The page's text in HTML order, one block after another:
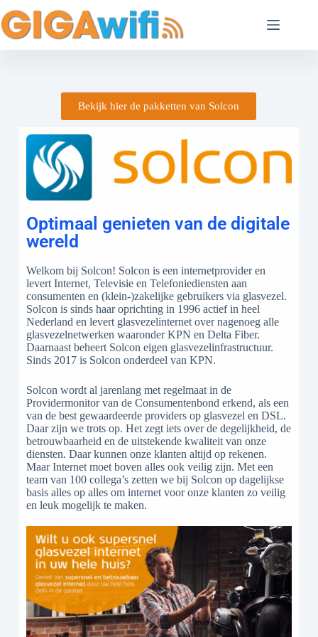
Bekijk hier de pakketten van Solcon
Optimaal genieten van de digitale
wereld
Welkom bij Solcon! Solcon is een internetprovider en
levert Internet, Televisie en Telefoniediensten aan
consumenten en (klein-)zakelijke gebruikers via glasvezel.
Solcon is sinds haar oprichting in 1996 actief in heel
Nederland en levert glasvezelinternet over nagenoeg alle
glasvezelnetwerken waaronder KPN en Delta Fiber.
Daarnaast beheert Solcon eigen glasvezelinfrastructuur.
Sinds 2017 is Solcon onderdeel van KPN.
Solcon wordt al jarenlang met regelmaat in de
Providermonitor van de Consumentenbond erkend, als een
van de best gewaardeerde providers op glasvezel en DSL.
Daar zijn we trots op. Het zegt iets over de degelijkheid, de
betrouwbaarheid en de uitstekende kwaliteit van onze
diensten. Daar kunnen onze klanten altijd op rekenen.
Maar Internet moet boven alles ook veilig zijn. Met een
team van 100 collega’s zetten we bij Solcon op dagelijkse
basis alles op alles om internet voor onze klanten zo veilig
en leuk mogelijk te maken.